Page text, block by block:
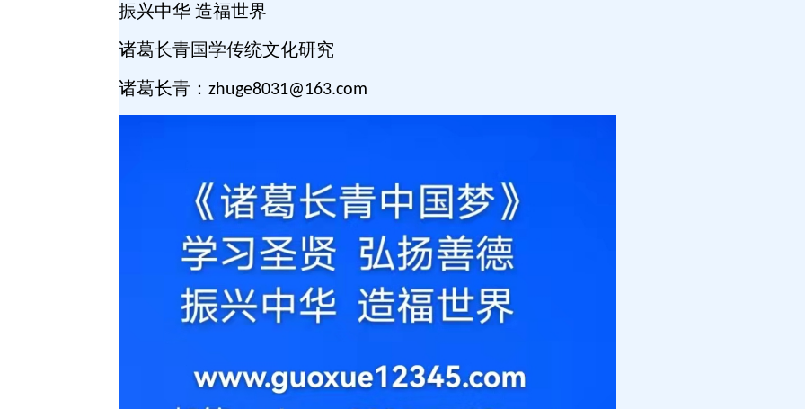
振兴中华 造福世界
诸葛长青国学传统文化研究
诸葛长青： zhuge8031@163.com